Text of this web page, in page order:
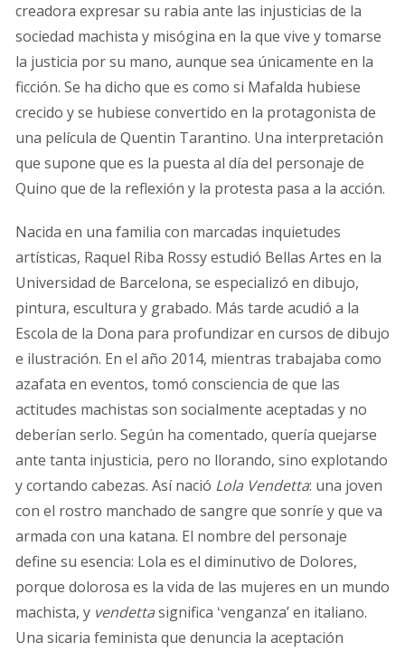
creadora expresar su rabia ante las injusticias de la
sociedad machista y misógina en la que vive y tomarse
la justicia por su mano, aunque sea únicamente en la
ficción. Se ha dicho que es como si Mafalda hubiese
crecido y se hubiese convertido en la protagonista de
una película de Quentin Tarantino. Una interpretación
que supone que es la puesta al día del personaje de
Quino que de la reflexión y la protesta pasa a la acción.
Nacida en una familia con marcadas inquietudes
artísticas, Raquel Riba Rossy estudió Bellas Artes en la
Universidad de Barcelona, se especializó en dibujo,
pintura, escultura y grabado. Más tarde acudió a la
Escola de la Dona para profundizar en cursos de dibujo
e ilustración. En el año 2014, mientras trabajaba como
azafata en eventos, tomó consciencia de que las
actitudes machistas son socialmente aceptadas y no
deberían serlo. Según ha comentado, quería quejarse
ante tanta injusticia, pero no llorando, sino explotando
y cortando cabezas. Así nació Lola Vendetta: una joven
con el rostro manchado de sangre que sonríe y que va
armada con una katana. El nombre del personaje
define su esencia: Lola es el diminutivo de Dolores,
porque dolorosa es la vida de las mujeres en un mundo
machista, y vendettasignifica ʻvenganzaʼ en italiano.
Una sicaria feminista que denuncia la aceptación